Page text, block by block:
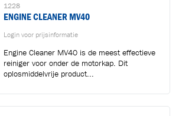
1228
ENGINE CLEANER MV40
Login voor prijsinformatie
Engine Cleaner MV40 is de meest effectieve
reiniger voor onder de motorkap. Dit
oplosmiddelvrije product...